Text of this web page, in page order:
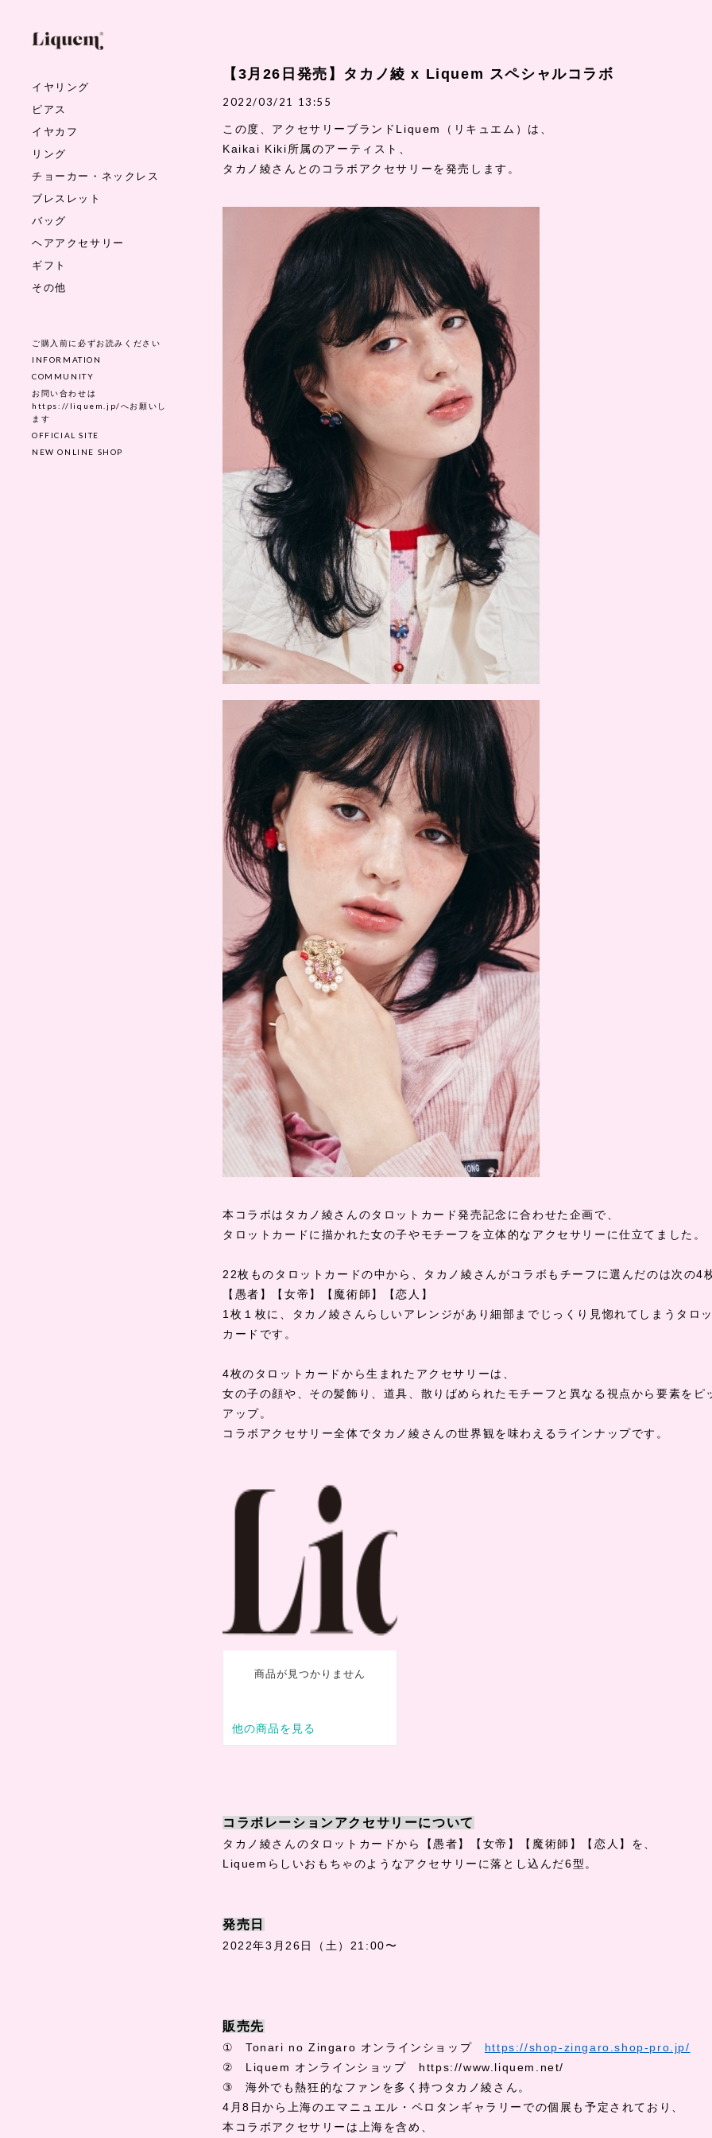
イヤリング
ピアス
イヤカフ
リング
チョーカー・ネックレス
ブレスレット
バッグ
ヘアアクセサリー
ギフト
その他
ご購入前に必ずお読みください
INFORMATION
COMMUNITY
お問い合わせは
https://liquem.jp/へお願いし
ます
OFFICIAL SITE
NEW ONLINE SHOP
【3月26日発売】タカノ綾 x Liquem スペシャルコラボ
2022/03/21 13:55
この度、アクセサリーブランド Liquem
（リキュエム）は、
Kaikai Kiki所属のアーティスト、
タカノ綾さんとのコラボアクセサリーを発売します。
本コラボはタカノ綾さんのタロットカード発売記念に合わせた企画で、
タロットカードに描かれた女の子やモチーフを立体的なアクセサリーに仕立てました。
22枚ものタロットカードの中から、タカノ綾さんがコラボもチーフに選んだのは次の4
【愚者】【女帝】【魔術師】【恋人】
1 枚１枚に、タカノ綾さんらしいアレンジがあり細部までじっくり見惚れてしまうタロ
カードです。
4枚のタロットカードから生まれたアクセサリーは、
女の子の顔や、その髪飾り、道具、散りばめられたモチーフと異なる視点から要素をピ
アップ。
コラボアクセサリー全体でタカノ綾さんの世界観を味わえるラインナップです。
コラボレーションアクセサリーについて
タカノ綾さんのタロットカードから【愚者】【女帝】【魔術師】【恋人】を、
Liquem らしいおもちゃのようなアクセサリーに落とし込んだ6型。
発売日
2022年3 月 26日（土） 21:00〜
販売先
① Tonari no Zingaro オンラインショップ https://shop-zingaro.shop-pro.jp/
②
Liquem オンラインショップ https://www.liquem.net/
③
海外でも熱狂的なファンを多く持つタカノ綾さん。
4 月8 日から上海のエマニュエル・ペロタンギャラリーでの個展も予定されており、
本コラボアクセサリーは上海を含め、